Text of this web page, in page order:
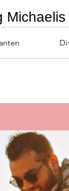
Michaelis